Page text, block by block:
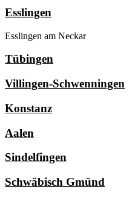
Esslingen
Esslingen am Neckar
Tübingen
Villingen-Schwenningen
Konstanz
Aalen
Sindelfingen
Schwäbisch Gmünd